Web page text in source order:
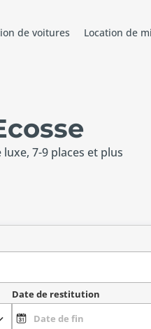
de voitures Location de
7-9 places et plus
Date de restitution